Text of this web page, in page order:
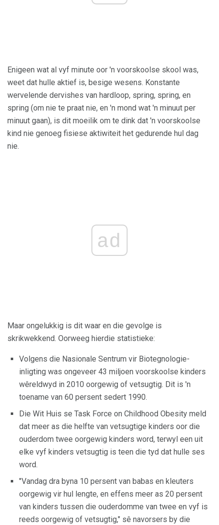
Enigeen wat al vyf minute oor 'n voorskoolse skool was,
weet dat hulle aktief is, besige wesens. Konstante
wervelende dervishes van hardloop, spring, spring, en
spring (om nie te praat nie, en 'n mond wat 'n minuut per
minuut gaan), is dit moeilik om te dink dat 'n voorskoolse
kind nie genoeg fisiese aktiwiteit het gedurende hul dag
nie.
ad
Maar ongelukkig is dit waar en die gevolge is
skrikwekkend. Oorweeg hierdie statistieke:
Volgens die Nasionale Sentrum vir Biotegnologie-
inligting was ongeveer 43 miljoen voorskoolse kinders
wêreldwyd in 2010 oorgewig of vetsugtig. Dit is 'n
toename van 60 persent sedert 1990.
Die Wit Huis se Task Force on Childhood Obesity meld
dat meer as die helfte van vetsugtige kinders oor die
ouderdom twee oorgewig kinders word, terwyl een uit
elke vyf kinders vetsugtig is teen die tyd dat hulle ses
word.
"Vandag dra byna 10 persent van babas en kleuters
oorgewig vir hul lengte, en effens meer as 20 persent
van kinders tussen die ouderdomme van twee en vyf is
reeds oorgewig of vetsugtig," sê navorsers by die